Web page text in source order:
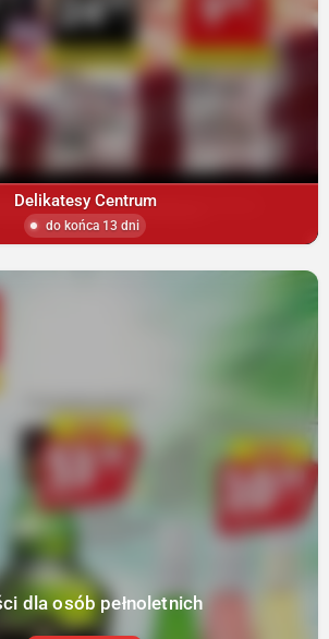
Delikatesy Centrum
do końca 13 dni
dla osób pełnoletnich